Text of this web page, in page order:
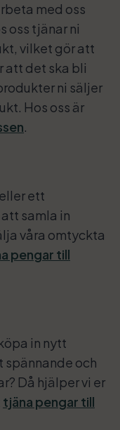
med oss
oss tjänar ni
vilket gör att
att det ska bli
ni säljer
Hos oss är
.
ett
samla in
våra omtyckta
pengar till
in nytt
spännande och
Då hjälper vi er
tjäna pengar till